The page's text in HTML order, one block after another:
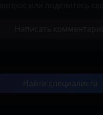
Найти специалиста